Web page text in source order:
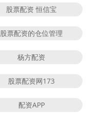
股票配资 恒信宝
股票配资的仓位管理
杨方配资
股票配资网173
配资APP